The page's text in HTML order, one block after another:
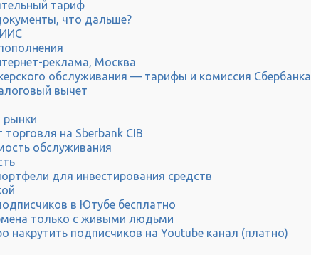
тариф
что дальше?
реклама, Москва
обслуживания — тарифы и комиссия Сбербанка
вычет
рынки
на Sberbank CIB
обслуживания
для инвестирования средств
в Ютубе бесплатно
только с живыми людьми
накрутить подписчиков на Youtube канал (платно)